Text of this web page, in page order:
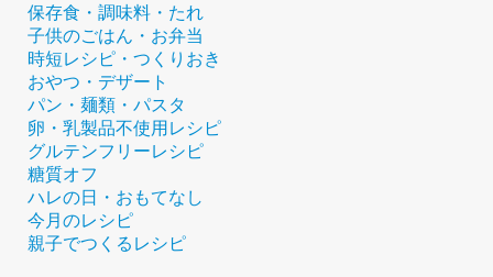
保存食・調味料・たれ
子供のごはん・お弁当
時短レシピ・つくりおき
おやつ・デザート
パン・麺類・パスタ
卵・乳製品不使用レシピ
グルテンフリーレシピ
糖質オフ
ハレの日・おもてなし
今月のレシピ
親子でつくるレシピ